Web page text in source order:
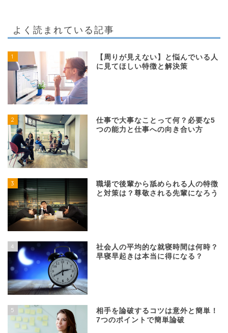
よく読まれている記事
1
【周りが見えない】と悩んでいる人
に見てほしい特徴と解決策
2
仕事で大事なことって何？必要な5
つの能力と仕事への向き合い方
3
職場で後輩から舐められる人の特徴
と対策は？尊敬される先輩になろう
4
社会人の平均的な就寝時間は何時？
早寝早起きは本当に得になる？
5
相手を論破するコツは意外と簡単！
7つのポイントで簡単論破